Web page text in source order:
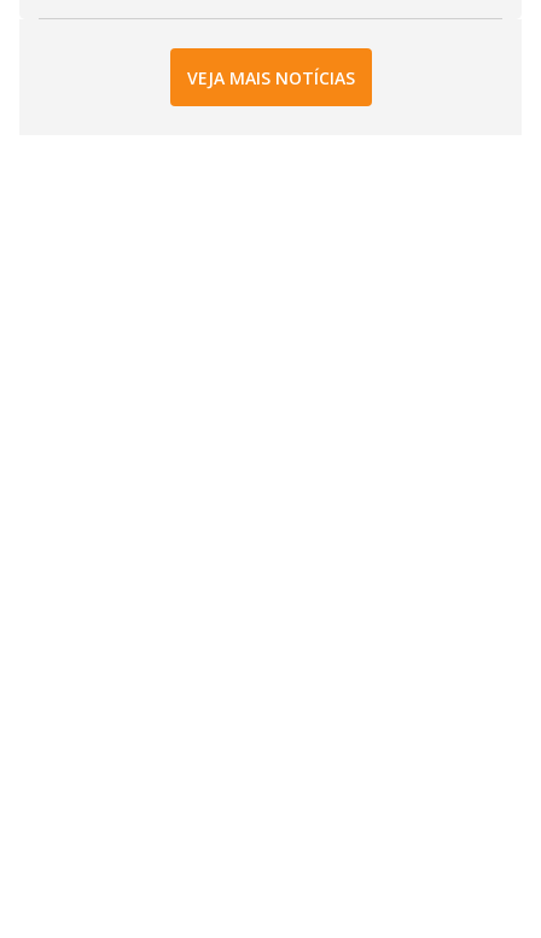
VEJA MAIS NOTÍCIAS